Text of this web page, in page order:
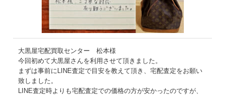
大黒屋宅配買取センター 松本様
今回初めて大黒屋さんを利用させて頂きました。
まずは事前にLINE査定で目安を教えて頂き、宅配査定をお願い
致しました。
LINE査定時よりも宅配査定での価格の方が安かったのですが、